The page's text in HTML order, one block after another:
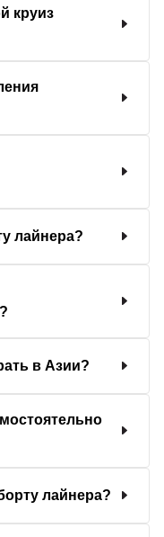
круиз
лайнера?
в Азии?
лайнера?